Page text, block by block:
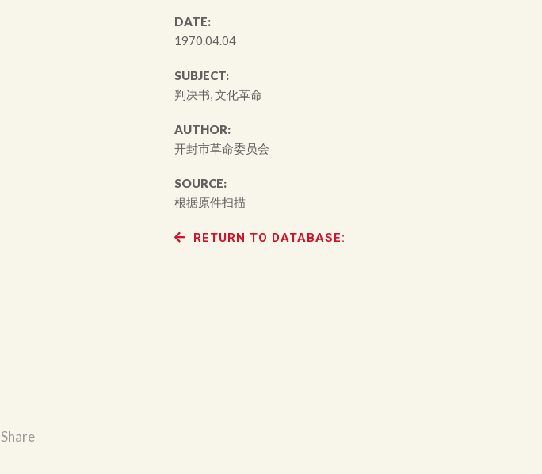
DATE:
1970.04.04
SUBJECT:
判决书, 文化革命
AUTHOR:
开封市革命委员会
SOURCE:
根据原件扫描
RETURN TO DATABASE:
Share